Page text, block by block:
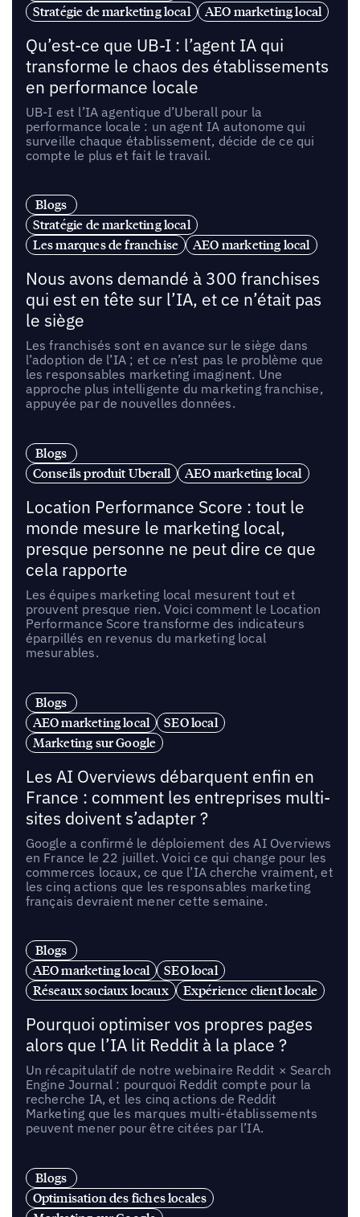
Stratégie de marketing local AEO marketing local
Qu’est-ce que UB-I : l’agent IA qui
transforme le chaos des établissements
en performance locale
UB-I est l’IA agentique d’Uberall pour la
performance locale : un agent IA autonome qui
surveille chaque établissement, décide de ce qui
compte le plus et fait le travail.
Blogs
Stratégie de marketing local
Les marques de franchise
AEO marketing local
Nous avons demandé à 300 franchises
qui est en tête sur l’IA, et ce n’était pas
le siège
Les franchisés sont en avance sur le siège dans
l’adoption de l’IA ; et ce n’est pas le problème que
les responsables marketing imaginent. Une
approche plus intelligente du marketing franchise,
appuyée par de nouvelles données.
Blogs
Conseils produit Uberall
AEO marketing local
Location Performance Score : tout le
monde mesure le marketing local,
presque personne ne peut dire ce que
cela rapporte
Les équipes marketing local mesurent tout et
prouvent presque rien. Voici comment le Location
Performance Score transforme des indicateurs
éparpillés en revenus du marketing local
mesurables.
Blogs
AEO marketing local
SEO local
Marketing sur Google
Les AI Overviews débarquent enfin en
France : comment les entreprises multi-
sites doivent s’adapter ?
Google a confirmé le déploiement des AI Overviews
en France le 22 juillet. Voici ce qui change pour les
commerces locaux, ce que l’IA cherche vraiment, et
les cinq actions que les responsables marketing
français devraient mener cette semaine.
Blogs
AEO marketing local
SEO local
Réseaux sociaux locaux
Expérience client locale
Pourquoi optimiser vos propres pages
alors que l’IA lit Reddit à la place ?
Un récapitulatif de notre webinaire Reddit × Search
Engine Journal : pourquoi Reddit compte pour la
recherche IA, et les cinq actions de Reddit
Marketing que les marques multi-établissements
peuvent mener pour être citées par l’IA.
Blogs
Optimisation des fiches locales